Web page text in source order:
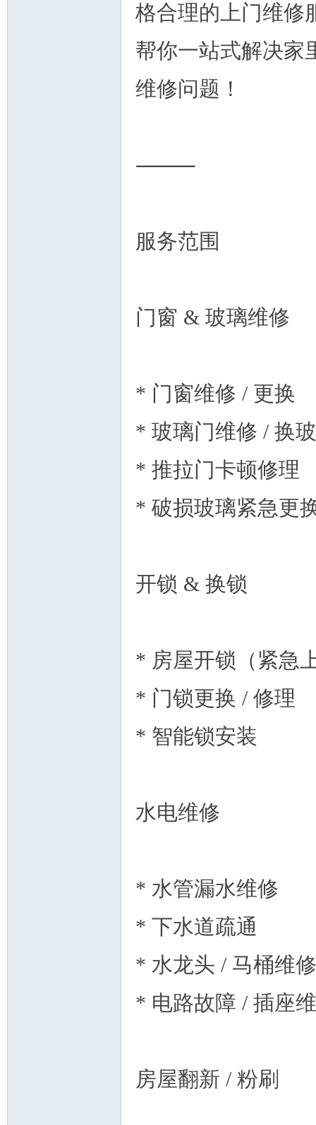
格合理的上门维修
帮你一站式解决家
维修问题！
⸻
服务范围
门窗 & 玻璃维修
* 门窗维修 / 更换
* 玻璃门维修 / 换
* 推拉门卡顿修理
* 破损玻璃紧急更
开锁 & 换锁
* 房屋开锁（紧急
* 门锁更换 / 修理
* 智能锁安装
水电维修
* 水管漏水维修
* 下水道疏通
* 水龙头 / 马桶维修
* 电路故障 / 插座
房屋翻新 / 粉刷